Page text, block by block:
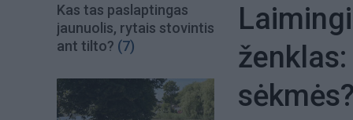
Kas tas paslaptingas
jaunuolis, rytais stovintis
ant tilto? (7)
sėkmės?